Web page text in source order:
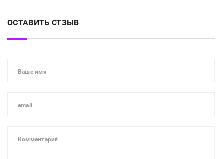
ОСТАВИТЬ ОТЗЫВ